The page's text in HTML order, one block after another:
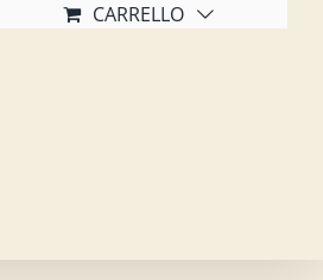
CARRELLO